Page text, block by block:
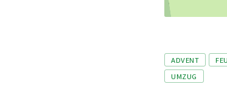
Tags
ADVENT
UMZUG